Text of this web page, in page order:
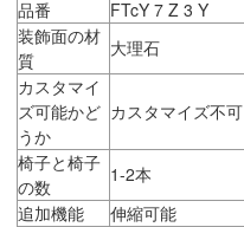
品番
FTcY 7 Z 3 Y
装飾面の材
質
大理石
カスタマイ
ズ可能かど
うか
カスタマイズ不可
椅子と椅子
の数
1-2本
追加機能
伸縮可能